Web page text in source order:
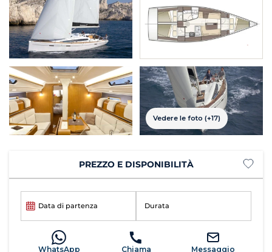
Vedere le foto (+17)
PREZZO E DISPONIBILITÀ
Data di partenza Durata
WhatsApp Chiama Messaggio